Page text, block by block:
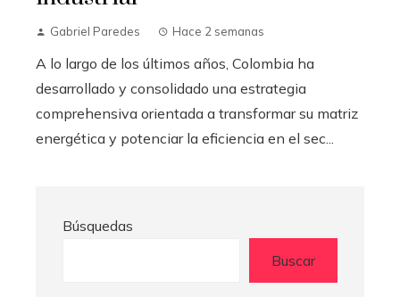
Gabriel Paredes Hace 2 semanas
A lo largo de los últimos años, Colombia ha
desarrollado y consolidado una estrategia
comprehensiva orientada a transformar su matriz
energética y potenciar la eficiencia en el sec...
Búsquedas
Buscar